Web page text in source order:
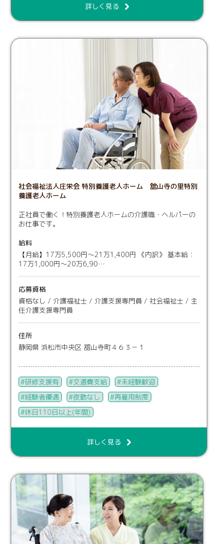
詳しく見る
社会福祉法人庄栄会 特別養護老人ホーム 舘山寺の里特別
養護老人ホーム
正社員で働く！特別養護老人ホームの介護職・ヘルパーの
お仕事です。
給料
【月給】17万5,500円〜21万1,400円 《内訳》 基本給：
17万1,000円〜20万6,90…
応募資格
資格なし / 介護福祉士 / 介護支援専門員 / 社会福祉士 / 主
任介護支援専門員
住所
静岡県 浜松市中央区 舘山寺町４６３－１
研修支援有 交通費支給
未経験歓迎
経験者優遇
夜勤なし
再雇用制度
休日110日以上(年間)
詳しく見る